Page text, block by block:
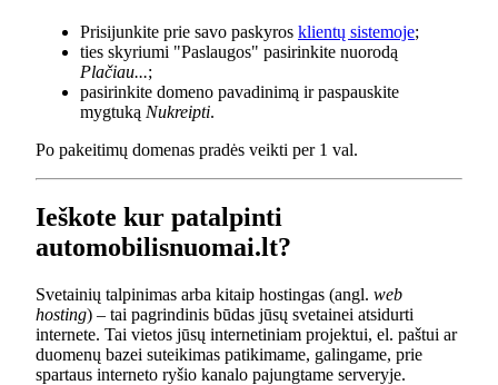
Prisijunkite prie savo paskyros klientų sistemoje;
ties skyriumi "Paslaugos" pasirinkite nuorodą
Plačiau...;
pasirinkite domeno pavadinimą ir paspauskite
mygtuką Nukreipti.
Po pakeitimų domenas pradės veikti per 1 val.
Ieškote kur patalpinti
automobilisnuomai.lt?
Svetainių talpinimas arba kitaip hostingas (angl. web
hosting) – tai pagrindinis būdas jūsų svetainei atsidurti
internete. Tai vietos jūsų internetiniam projektui, el. paštui ar
duomenų bazei suteikimas patikimame, galingame, prie
spartaus interneto ryšio kanalo pajungtame serveryje.